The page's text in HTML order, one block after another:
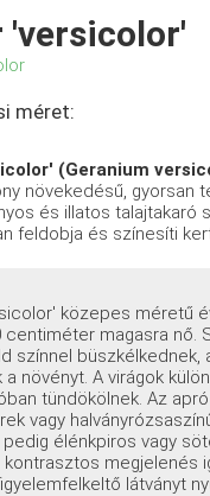
'versicolor'
méret:
(Geranium
növekedésű, gyorsan
és illatos talajtakaró
feldobja és színesíti
közepes méretű
centiméter magasra nő.
színnel büszkélkednek,
növényt. A virágok
tündökölnek. Az
vagy
élénkpiros vagy
kontrasztos megjelenés
látványt